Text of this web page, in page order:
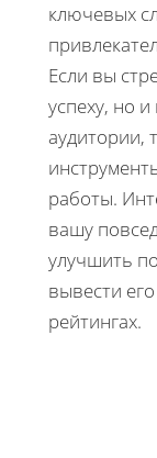
ключевых
Если вы
успеху, но
аудитории,
работы.
вашу
улучшить
вывести
рейтингах.